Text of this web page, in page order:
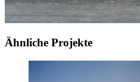
Ähnliche Projekte